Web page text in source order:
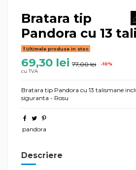
Bratara tip
Pandora cu 13
Ultimele produse in stoc
69,30 lei 77,00 lei
-10%
cu TVA
Bratara tip Pandora cu 13 talismane
siguranta - Rosu
pandora
Descriere